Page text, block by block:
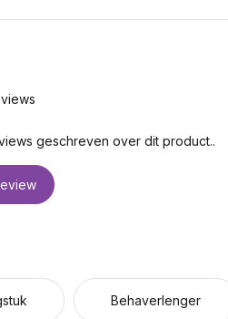
geschreven over dit product..
Behaverlenger